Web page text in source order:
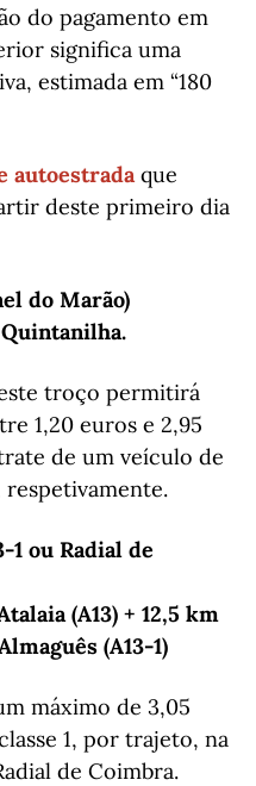
do pagamento em
significa uma
estimada em “180
autoestrada que
deste primeiro dia
do Marão)
troço permitirá
1,20 euros e 2,95
de um veículo de
respetivamente.
ou Radial de
(A13) + 12,5 km
(A13-1)
máximo de 3,05
1, por trajeto, na
de Coimbra.